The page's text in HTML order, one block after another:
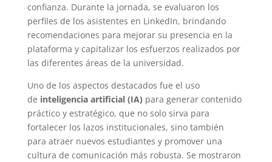
confianza. Durante la jornada, se evaluaron los
perfiles de los asistentes en LinkedIn, brindando
recomendaciones para mejorar su presencia en la
plataforma y capitalizar los esfuerzos realizados por
las diferentes áreas de la universidad.
Uno de los aspectos destacados fue el uso
de inteligencia artificial (IA) para generar contenido
práctico y estratégico, que no solo sirva para
fortalecer los lazos institucionales, sino también
para atraer nuevos estudiantes y promover una
cultura de comunicación más robusta. Se mostraron